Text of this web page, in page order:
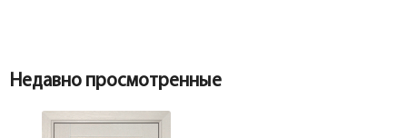
Недавно просмотренные